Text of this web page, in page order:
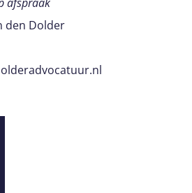
den Dolder